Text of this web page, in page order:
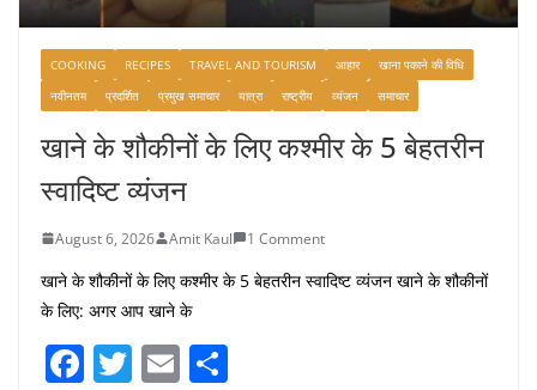
COOKING RECIPES TRAVEL AND TOURISM आहार
खाना पकाने की विधि
नवीनतम
प्रदर्शित प्रमुख समाचार यात्रा राष्ट्रीय व्यंजन समाचार
खाने के शौकीनों के लिए कश्मीर के 5 बेहतरीन
स्वादिष्ट व्यंजन
August 6, 2026 Amit Kaul 1 Comment
खाने के शौकीनों के लिए कश्मीर के 5 बेहतरीन स्वादिष्ट व्यंजन खाने के शौकीनों
के लिए: अगर आप खाने के
F T E